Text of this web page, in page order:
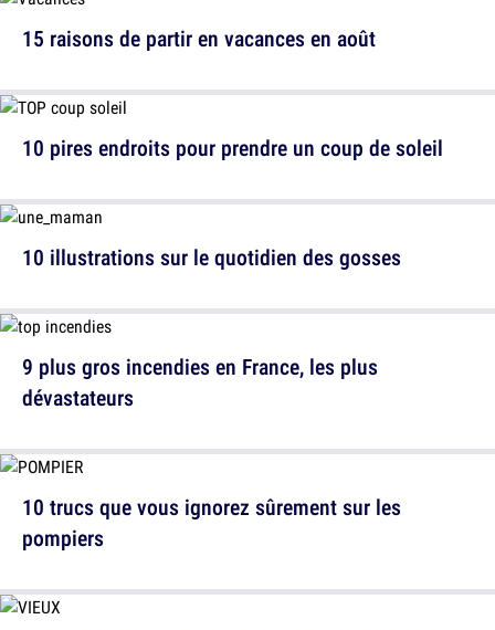
15 raisons de partir en vacances en août
10 illustrations sur le quotidien des gosses
10 trucs que vous ignorez sûrement sur les
pompiers
10 pires endroits pour prendre un coup de soleil
9 plus gros incendies en France, les plus
dévastateurs